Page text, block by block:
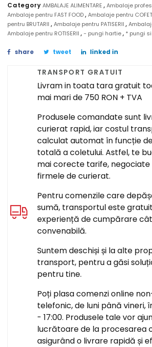
CategoryAMBALAJE ALIMENTARE,Ambalaje
Ambalaje pentru FAST FOOD, Ambalaje pentru
pentru BRUTARII , Ambalaje pentru PATISERII ,
Ambalaje pentru ROTISERII , - pungi hartie, * pungi
share tweet linked in
TRANSPORT GRATUIT
Livram in toata tara gratuit
mai mari de 750 RON + TVA
Produsele comandate sunt
curierat rapid, iar costul
calculat automat în funcție
totală a coletului. Astfel, te
mai corecte tarife, negociate
firmele de curierat.
Pentru comenzile care
sumă, transportul este
experiență de cumpărare
convenabilă.
Suntem deschiși și la alte
transport, pentru a găsi
pentru tine.
Poți plasa comenzi online
telefonic, de luni până vineri,
- 17:00. Produsele tale vor
lucrătoare de la procesarea
asigurând o livrare rapidă și